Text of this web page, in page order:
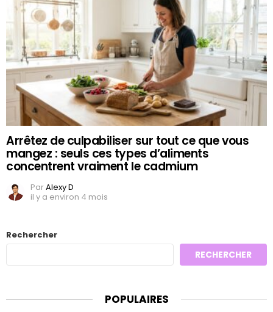
Arrêtez de culpabiliser sur tout ce que vous
mangez : seuls ces types d’aliments
concentrent vraiment le cadmium
ParAlexy D
il y a environ 4 mois
Rechercher
RECHERCHER
POPULAIRES